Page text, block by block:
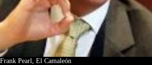
Frank Pearl, El Camaleón